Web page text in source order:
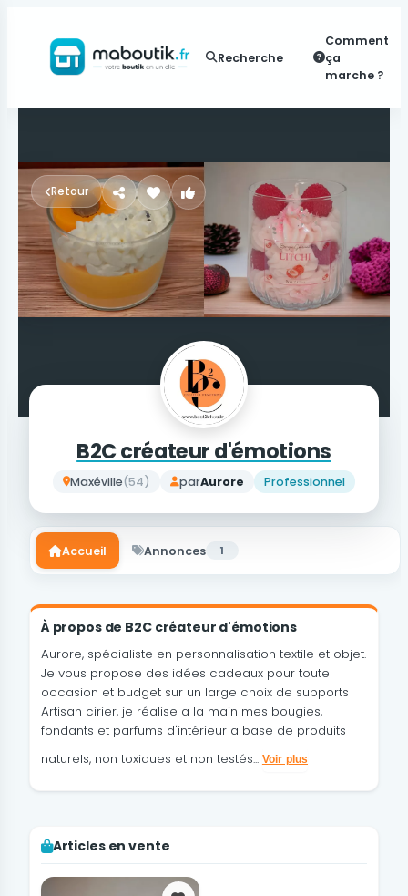
Recherche
Comment
ça
marche ?
Retour
B2C créateur d'émotions
Maxéville(54) parAurore Professionnel
Accueil Annonces 1
À propos de B2C créateur d'émotions
Aurore, spécialiste en personnalisation textile et objet.
Je vous propose des idées cadeaux pour toute
occasion et budget sur un large choix de supports
Artisan cirier, je réalise a la main mes bougies,
fondants et parfums d'intérieur a base de produits
naturels, non toxiques et non testés... Voir plus
Articles en vente